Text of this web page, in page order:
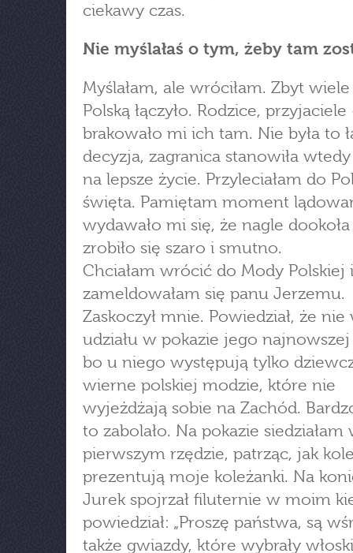
ciekawy czas.
Nie myślałaś o tym, żeby tam
Myślałam, ale wróciłam. Zbyt
Polską łączyło. Rodzice, przyjaciele
brakowało mi ich tam. Nie była to
decyzja, zagranica stanowiła wtedy
na lepsze życie. Przyleciałam do
święta. Pamiętam moment
wydawało mi się, że nagle
zrobiło się szaro i smutno.
Chciałam wrócić do Mody Polskiej i
zameldowałam się panu Jerzemu.
Zaskoczył mnie. Powiedział, że
udziału w pokazie jego
bo u niego występują tylko
wierne polskiej modzie, które nie
wyjeżdżają sobie na Zachód.
to zabolało. Na pokazie siedziałam
pierwszym rzędzie, patrząc, jak
prezentują moje koleżanki. Na
Jurek spojrzał filuternie w moim
powiedział: „Proszę państwa, są
także gwiazdy, które wybrały